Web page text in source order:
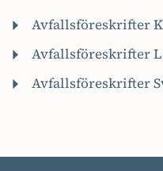
Avfallsföreskrifter
Avfallsföreskrifter
Avfallsföreskrifter